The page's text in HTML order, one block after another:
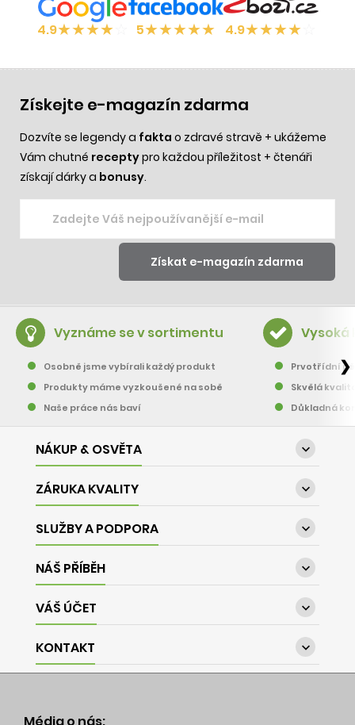
4.9★★★★ 5★★★★★ 4.9★★★★
Získejte e-magazín zdarma
Dozvíte se legendy a fakta o zdravé stravě + ukážeme
Vám chutné receptypro každou příležitost + čtenáři
získají dárky a bonusy.
Vyznáme se v sortimentu
Osobně jsme vybírali každý produkt
Produkty máme vyzkoušené na sobě
Naše práce nás baví
Vysoká
Prvotřídní
Skvělá
Důkladná
❯
NÁKUP & OSVĚTA 
ZÁRUKA KVALITY 
SLUŽBY A PODPORA 
NÁŠ PŘÍBĚH 
VÁŠ ÚČET 
KONTAKT 
Média o nás: